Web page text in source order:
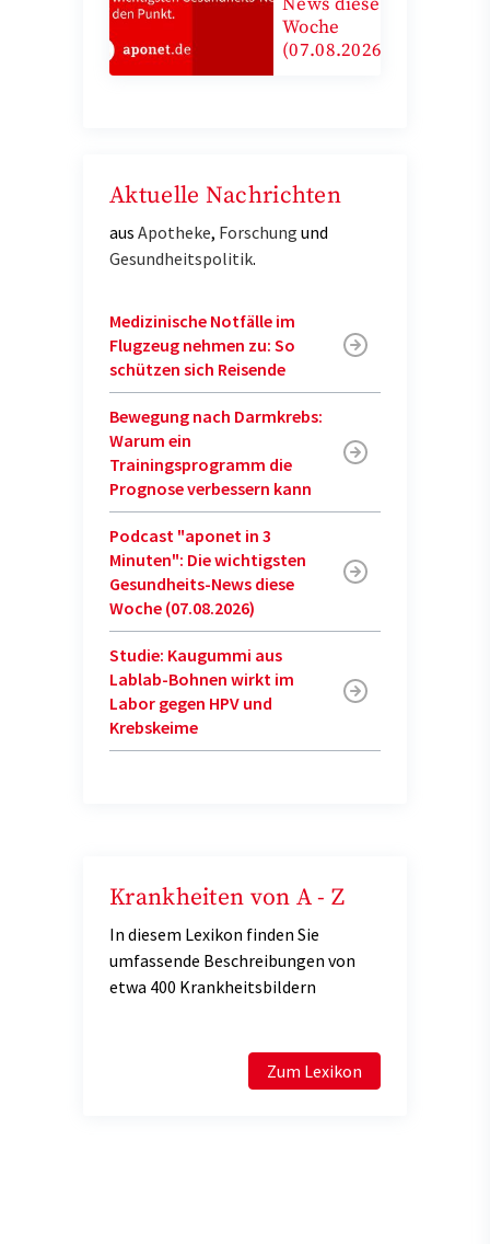
Woche
(07.08.2026)
Aktuelle Nachrichten
aus Apotheke, Forschung und
Gesundheitspolitik.
Medizinische Notfälle im
Flugzeug nehmen zu: So
schützen sich Reisende
Bewegung nach Darmkrebs:
Warum ein
Trainingsprogramm die
Prognose verbessern kann
Podcast "aponet in 3
Minuten": Die wichtigsten
Gesundheits-News diese
Woche (07.08.2026)
Studie: Kaugummi aus
Lablab-Bohnen wirkt im
Labor gegen HPV und
Krebskeime
Krankheiten von A - Z
In diesem Lexikon finden Sie
umfassende Beschreibungen von
etwa 400 Krankheitsbildern
Zum Lexikon